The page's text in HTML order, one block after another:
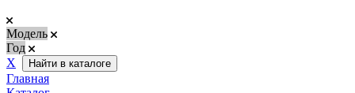
Модель
Год
Х
Найти в каталоге
Главная